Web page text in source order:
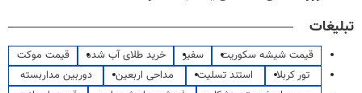
تبلیغات
قیمت شیشه سکوریت سفیر خرید طلای آب شده
قیمت موکت
تور کربلا
استند تسلیت مداحی اربعین
دوربین مداربسته